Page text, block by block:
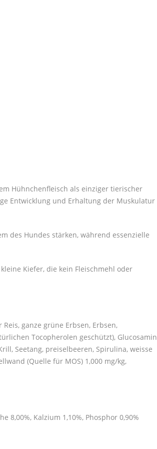
Hühnchenfleisch als einziger tierischer
Entwicklung und Erhaltung der Muskulatur
des Hundes stärken, während essenzielle
Kiefer, die kein Fleischmehl oder
ganze grüne Erbsen, Erbsen,
Tocopherolen geschützt), Glucosamin
Seetang, preiselbeeren, Spirulina, weisse
(Quelle für MOS) 1,000 mg/kg,
8,00%, Kalzium 1,10%, Phosphor 0,90%